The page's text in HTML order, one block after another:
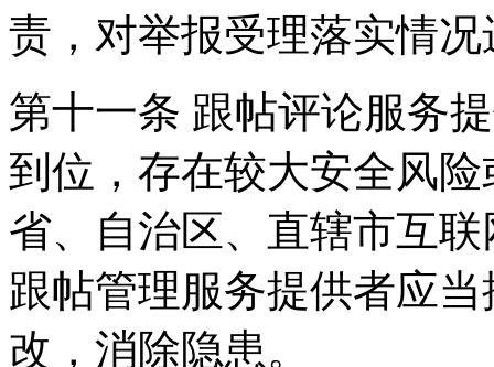
责，对举报受理落实情
第十一条 跟帖评论服务
到位，存在较大安全风
省、自治区、直辖市互
跟帖管理服务提供者应
改，消除隐患。